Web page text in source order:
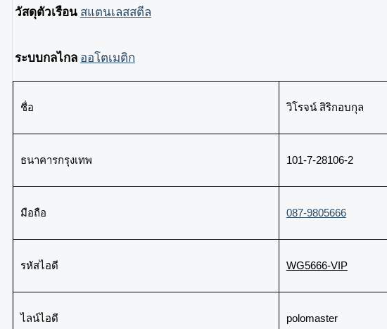
วัสดุตัวเรือน สแตนเลสสตีล
ระบบกลไกล ออโตเมติก
ชื่อ วิโรจน์ สิริกอบกุล
ธนาคารกรุงเทพ 101-7-28106-2
มือถือ 087-9805666
รหัสไอดี WG5666-VIP
ไลน์ไอดี polomaster